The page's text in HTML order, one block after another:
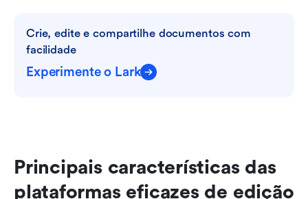
Crie, edite e compartilhe documentos com
facilidade
Experimente o Lark
Principais características das
plataformas eficazes de edição